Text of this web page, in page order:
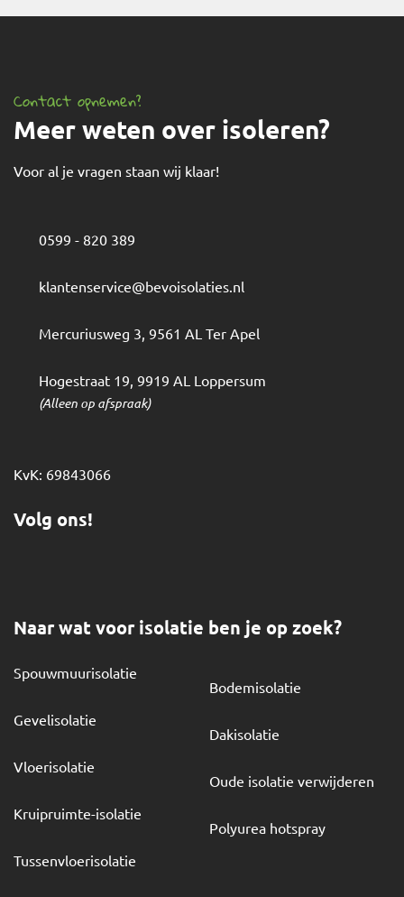
Contact opnemen?
Meer weten over isoleren?
Voor al je vragen staan wij klaar!
0599 - 820 389
klantenservice@bevoisolaties.nl
Mercuriusweg 3, 9561 AL Ter Apel
Hogestraat 19, 9919 AL Loppersum
(Alleen op afspraak)
KvK: 69843066
Volg ons!
Naar wat voor isolatie ben je op zoek?
Spouwmuurisolatie
Gevelisolatie
Vloerisolatie
Kruipruimte-isolatie
Tussenvloerisolatie
Bodemisolatie
Dakisolatie
Oude isolatie verwijderen
Polyurea hotspray